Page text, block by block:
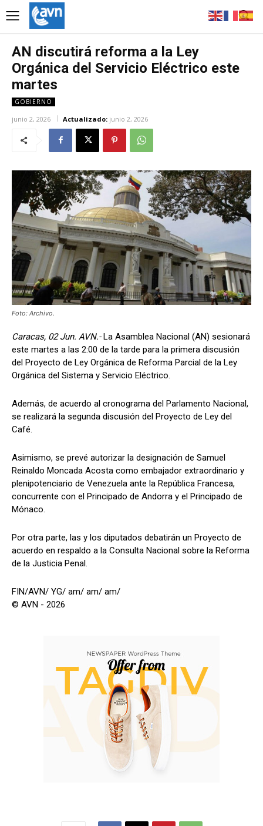
AN discutirá reforma a la Ley
Orgánica del Servicio Eléctrico este
martes
GOBIERNO
junio 2, 2026 Actualizado: junio 2, 2026
Foto: Archivo.
Caracas, 02 Jun. AVN.-La Asamblea Nacional (AN) sesionará
este martes a las 2:00 de la tarde para la primera discusión
del Proyecto de Ley Orgánica de Reforma Parcial de la Ley
Orgánica del Sistema y Servicio Eléctrico.
Además, de acuerdo al cronograma del Parlamento Nacional,
se realizará la segunda discusión del Proyecto de Ley del
Café.
Asimismo, se prevé autorizar la designación de Samuel
Reinaldo Moncada Acosta como embajador extraordinario y
plenipotenciario de Venezuela ante la República Francesa,
concurrente con el Principado de Andorra y el Principado de
Mónaco.
Por otra parte, las y los diputados debatirán un Proyecto de
acuerdo en respaldo a la Consulta Nacional sobre la Reforma
de la Justicia Penal.
FIN/AVN/ YG/ am/ am/ am/
© AVN - 2026